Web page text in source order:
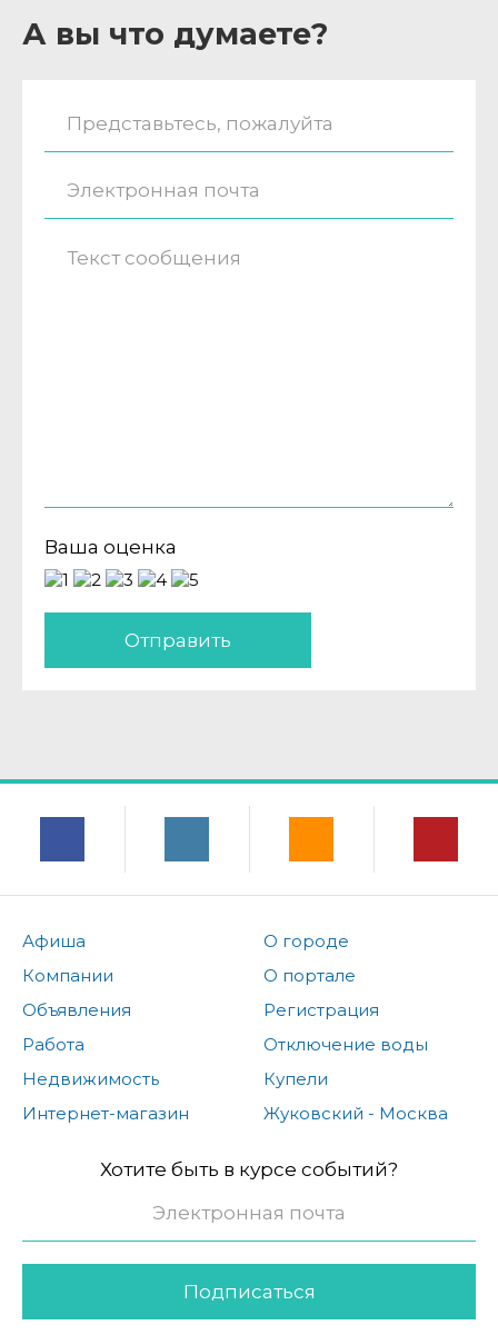
А вы что думаете?
Ваша оценка
Отправить
Афиша
Компании
Объявления
Работа
Недвижимость
Интернет-магазин
О городе
О портале
Регистрация
Отключение воды
Купели
Жуковский - Москва
Хотите быть в курсе событий?
Подписаться